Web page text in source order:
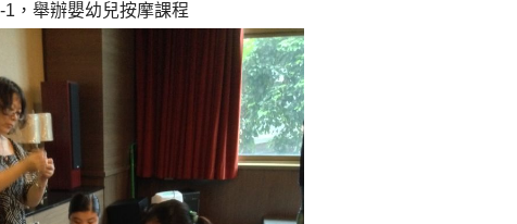
1，舉辦嬰幼兒按摩課程